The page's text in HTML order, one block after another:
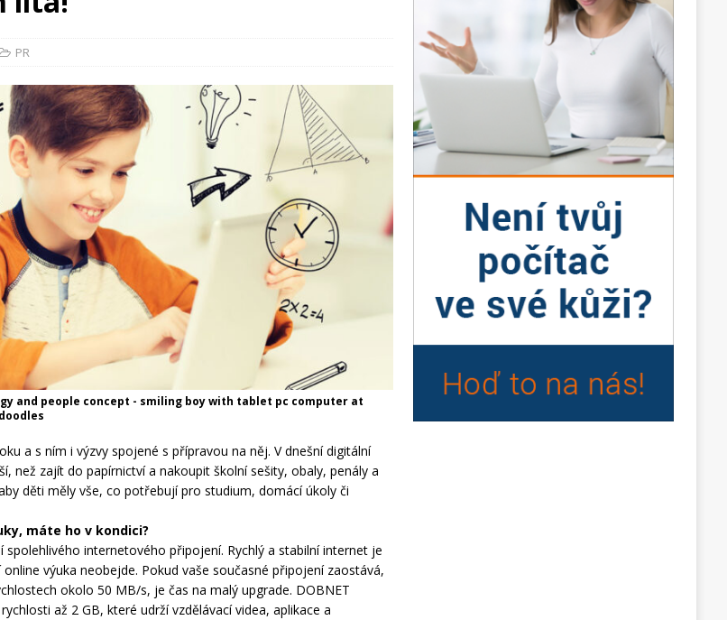
PR
and people concept - smiling boy with tablet pc computer at
a s ním i výzvy spojené s přípravou na něj. V dnešní digitální
než zajít do papírnictví a nakoupit školní sešity, obaly, penály a
děti měly vše, co potřebují pro studium, domácí úkoly či
máte ho v kondici?
spolehlivého internetového připojení. Rychlý a stabilní internet je
online výuka neobejde. Pokud vaše současné připojení zaostává,
okolo 50 MB/s, je čas na malý upgrade. DOBNET
až 2 GB, které udrží vzdělávací videa, aplikace a